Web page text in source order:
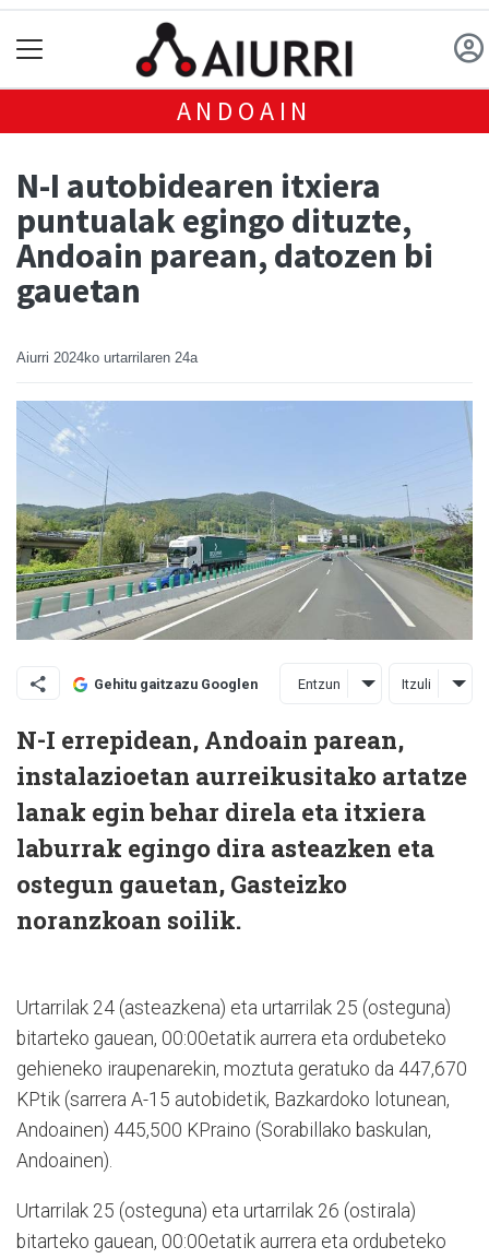
ANDOAIN
N-I autobidearen itxiera
puntualak egingo dituzte,
Andoain parean, datozen bi
gauetan
Aiurri 2024ko urtarrilaren 24a
Gehitu gaitzazu Googlen Entzun Itzuli
N-I errepidean, Andoain parean,
instalazioetan aurreikusitako artatze
lanak egin behar direla eta itxiera
laburrak egingo dira asteazken eta
ostegun gauetan, Gasteizko
noranzkoan soilik.
Urtarrilak 24 (asteazkena) eta urtarrilak 25 (osteguna)
bitarteko gauean, 00:00etatik aurrera eta ordubeteko
gehieneko iraupenarekin, moztuta geratuko da 447,670
KPtik (sarrera A-15 autobidetik, Bazkardoko lotunean,
Andoainen) 445,500 KPraino (Sorabillako baskulan,
Andoainen).
Urtarrilak 25 (osteguna) eta urtarrilak 26 (ostirala)
bitarteko gauean, 00:00etatik aurrera eta ordubeteko